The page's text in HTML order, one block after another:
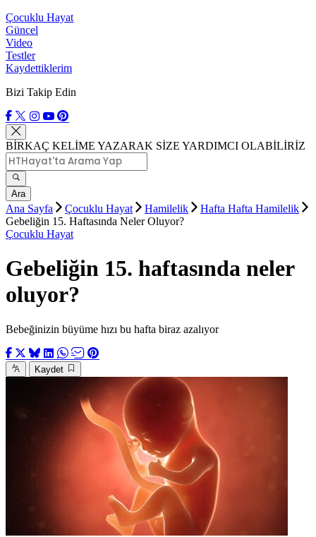
Çocuklu Hayat
Güncel
Video
Testler
Kaydettiklerim
Bizi Takip Edin
BİRKAÇ KELİME YAZARAK SİZE YARDIMCI OLABİLİRİZ
Ara
Ana Sayfa Çocuklu Hayat Hamilelik
Hafta Hafta Hamilelik
Gebeliğin 15. Haftasında Neler Oluyor?
Çocuklu Hayat
Gebeliğin 15. haftasında neler
oluyor?
Bebeğinizin büyüme hızı bu hafta biraz azalıyor
Kaydet